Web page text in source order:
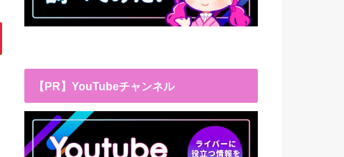
【PR】YouTubeチャンネル